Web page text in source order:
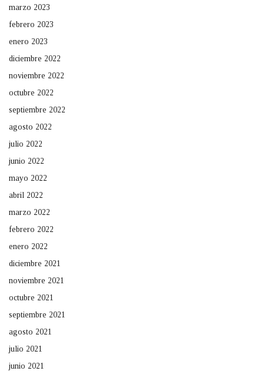
marzo 2023
febrero 2023
enero 2023
diciembre 2022
noviembre 2022
octubre 2022
septiembre 2022
agosto 2022
julio 2022
junio 2022
mayo 2022
abril 2022
marzo 2022
febrero 2022
enero 2022
diciembre 2021
noviembre 2021
octubre 2021
septiembre 2021
agosto 2021
julio 2021
junio 2021